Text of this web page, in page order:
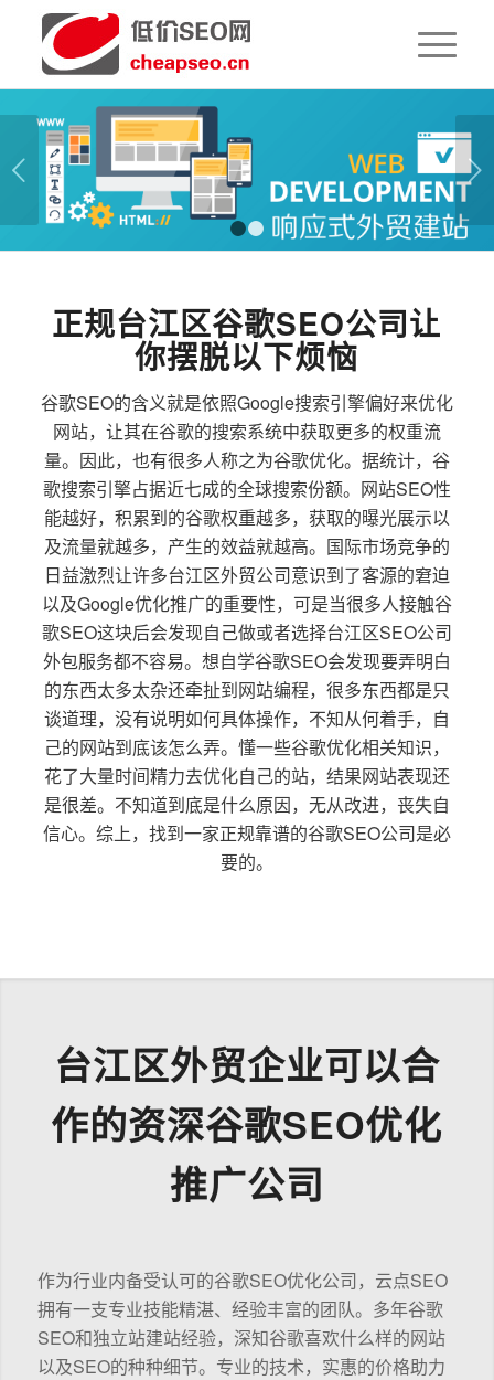
下一页
1 2
正规台江区谷歌SEO公司让
你摆脱以下烦恼
谷歌SEO的含义就是依照Google搜索引擎偏好来优化
网站，让其在谷歌的搜索系统中获取更多的权重流
量。因此，也有很多人称之为谷歌优化。据统计，谷
歌搜索引擎占据近七成的全球搜索份额。网站SEO性
能越好，积累到的谷歌权重越多，获取的曝光展示以
及流量就越多，产生的效益就越高。国际市场竞争的
日益激烈让许多台江区外贸公司意识到了客源的窘迫
以及Google优化推广的重要性，可是当很多人接触谷
歌SEO这块后会发现自己做或者选择台江区SEO公司
外包服务都不容易。想自学谷歌SEO会发现要弄明白
的东西太多太杂还牵扯到网站编程，很多东西都是只
谈道理，没有说明如何具体操作，不知从何着手，自
己的网站到底该怎么弄。懂一些谷歌优化相关知识，
花了大量时间精力去优化自己的站，结果网站表现还
是很差。不知道到底是什么原因，无从改进，丧失自
信心。综上，找到一家正规靠谱的谷歌SEO公司是必
要的。
台江区外贸企业可以合
作的资深谷歌SEO优化
推广公司
作为行业内备受认可的谷歌SEO优化公司，云点SEO
拥有一支专业技能精湛、经验丰富的团队。多年谷歌
SEO和独立站建站经验，深知谷歌喜欢什么样的网站
以及SEO的种种细节。专业的技术，实惠的价格助力